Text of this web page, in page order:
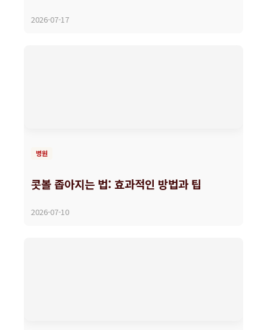
2026-07-17
병원
콧볼 좁아지는 법: 효과적인 방법과 팁
2026-07-10